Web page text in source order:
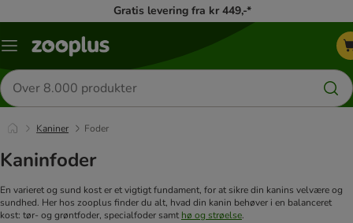
Gratis levering fra kr 449,-*
Menu
Søg
efter
produkter
Kaniner Foder
Kaninfoder
En varieret og sund kost er et vigtigt fundament, for at sikre din kanins velvære og
sundhed. Her hos zooplus finder du alt, hvad din kanin behøver i en balanceret
kost: tør- og grøntfoder, specialfoder samt hø og strøelse.